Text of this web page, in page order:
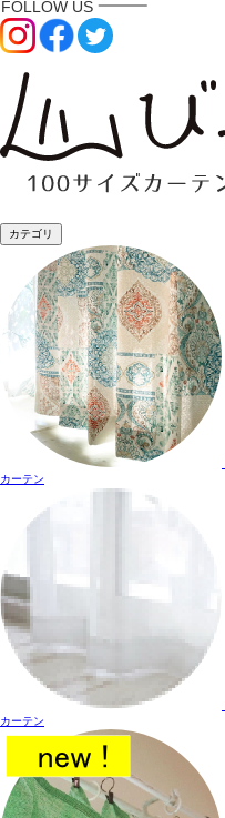
カテゴリ
カーテン
カーテン